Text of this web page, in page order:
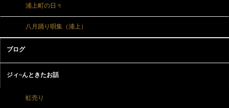
浦上町の日々
八月踊り唄集（浦上）
ブログ
ジィ~んときたお話
虹売り